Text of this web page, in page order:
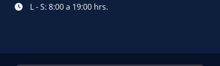
L - S: 8:00 a 19:00 hrs.